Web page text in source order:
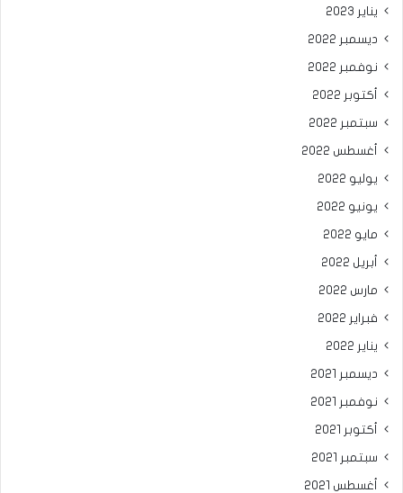
يناير 2023
ديسمبر 2022
نوفمبر 2022
أكتوبر 2022
سبتمبر 2022
أغسطس 2022
يوليو 2022
يونيو 2022
مايو 2022
أبريل 2022
مارس 2022
فبراير 2022
يناير 2022
ديسمبر 2021
نوفمبر 2021
أكتوبر 2021
سبتمبر 2021
أغسطس 2021